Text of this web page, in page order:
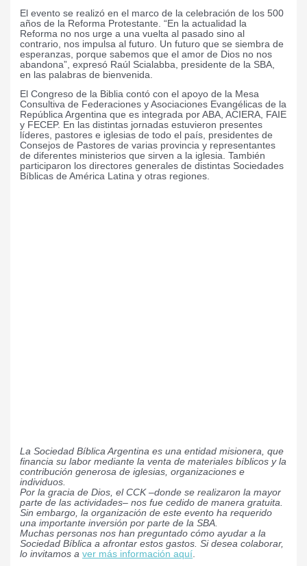
El evento se realizó en el marco de la celebración de los 500
años de la Reforma Protestante. “En la actualidad la
Reforma no nos urge a una vuelta al pasado sino al
contrario, nos impulsa al futuro. Un futuro que se siembra de
esperanzas, porque sabemos que el amor de Dios no nos
abandona”, expresó Raúl Scialabba, presidente de la SBA,
en las palabras de bienvenida.
El Congreso de la Biblia contó con el apoyo de la Mesa
Consultiva de Federaciones y Asociaciones Evangélicas de la
República Argentina que es integrada por ABA, ACIERA, FAIE
y FECEP. En las distintas jornadas estuvieron presentes
líderes, pastores e iglesias de todo el país, presidentes de
Consejos de Pastores de varias provincia y representantes
de diferentes ministerios que sirven a la iglesia. También
participaron los directores generales de distintas Sociedades
Bíblicas de América Latina y otras regiones.
La Sociedad Bíblica Argentina es una entidad misionera, que
financia su labor mediante la venta de materiales bíblicos y la
contribución generosa de iglesias, organizaciones e
individuos.
Por la gracia de Dios, el CCK –donde se realizaron la mayor
parte de las actividades– nos fue cedido de manera gratuita.
Sin embargo, la organización de este evento ha requerido
una importante inversión por parte de la SBA.
Muchas personas nos han preguntado cómo ayudar a la
Sociedad Bíblica a afrontar estos gastos. Si desea colaborar,
lo invitamos aver más información aquí